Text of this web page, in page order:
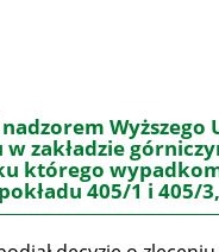
Wyższego
którego
405/1 i 405/